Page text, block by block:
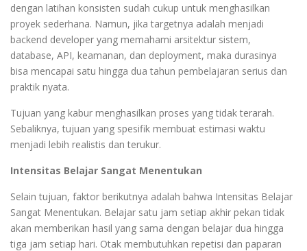
dengan latihan konsisten sudah cukup untuk menghasilkan
proyek sederhana. Namun, jika targetnya adalah menjadi
backend developer yang memahami arsitektur sistem,
database, API, keamanan, dan deployment, maka durasinya
bisa mencapai satu hingga dua tahun pembelajaran serius dan
praktik nyata.
Tujuan yang kabur menghasilkan proses yang tidak terarah.
Sebaliknya, tujuan yang spesifik membuat estimasi waktu
menjadi lebih realistis dan terukur.
Intensitas Belajar Sangat Menentukan
Selain tujuan, faktor berikutnya adalah bahwa Intensitas Belajar
Sangat Menentukan. Belajar satu jam setiap akhir pekan tidak
akan memberikan hasil yang sama dengan belajar dua hingga
tiga jam setiap hari. Otak membutuhkan repetisi dan paparan